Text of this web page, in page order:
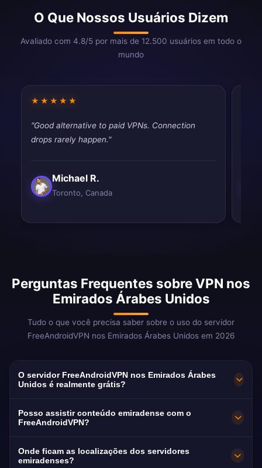
O Que Nossos Usuários Dizem
Avaliado com 4.8/5 por mais de 12.500 usuários em todo o
mundo
★★★★★
"Good alternative to paid VPNs. Connection
drops rarely happen."
Michael R.
Toronto, Canada
Perguntas Frequentes sobre VPN nos
Emirados Árabes Unidos
Tudo o que você precisa saber sobre o uso do servidor
FreeAndroidVPN nos Emirados Árabes Unidos em 2026
O servidor FreeAndroidVPN nos Emirados Árabes
Unidos é realmente grátis?
Sim! O servidor FreeAndroidVPN nos EAU é
100% grátis. Essencial para contornar
expatriados.
Posso assistir conteúdo emiradense com o
FreeAndroidVPN?
TV e Shahid com qualidade premium de
Onde ficam as localizações dos servidores
emiradenses?